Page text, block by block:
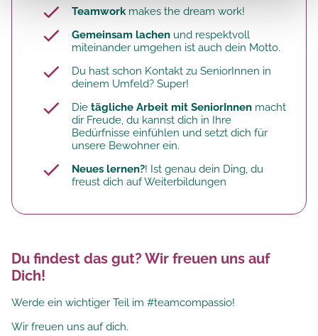
Teamworkmakes the dream work!
Gemeinsam lachen und respektvoll
miteinander umgehen ist auch dein Motto.
Du hast schon Kontakt zu SeniorInnen in
deinem Umfeld? Super!
Die tägliche Arbeit mit SeniorInnen macht
dir Freude, du kannst dich in Ihre
Bedürfnisse einfühlen und setzt dich für
unsere Bewohner ein.
Neues lernen?! Ist genau dein Ding, du
freust dich auf Weiterbildungen
Du findest das gut? Wir freuen uns auf
Dich!
Werde ein wichtiger Teil im #teamcompassio!
Wir freuen uns auf dich.